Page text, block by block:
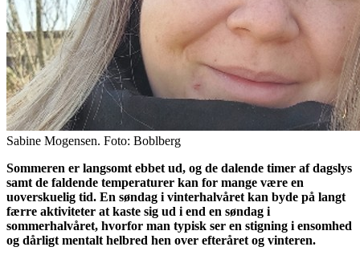
Sabine Mogensen. Foto: Boblberg
Sommeren er langsomt ebbet ud, og de dalende timer af dagslys
samt de faldende temperaturer kan for mange være en
uoverskuelig tid. En søndag i vinterhalvåret kan byde på langt
færre aktiviteter at kaste sig ud i end en søndag i
sommerhalvåret, hvorfor man typisk ser en stigning i ensomhed
og dårligt mentalt helbred hen over efteråret og vinteren.